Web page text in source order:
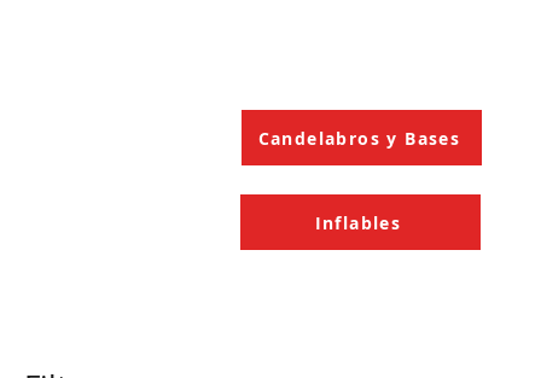
Candelabros y Bases
Inflables